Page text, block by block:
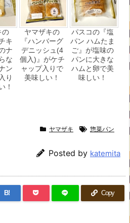
の
キ
ナ
な
ン
り
！
ヤマザキの
『ハンバーグ
デニッシュ(4
個入)』がケチ
ャップ入りで
美味しい！
パスコの『塩
パン ハムたま
ご』が塩味の
パンに大きな
ハムと卵で美
味しい！
ヤマザキ 惣菜パン
Posted by katemita
B! Copy